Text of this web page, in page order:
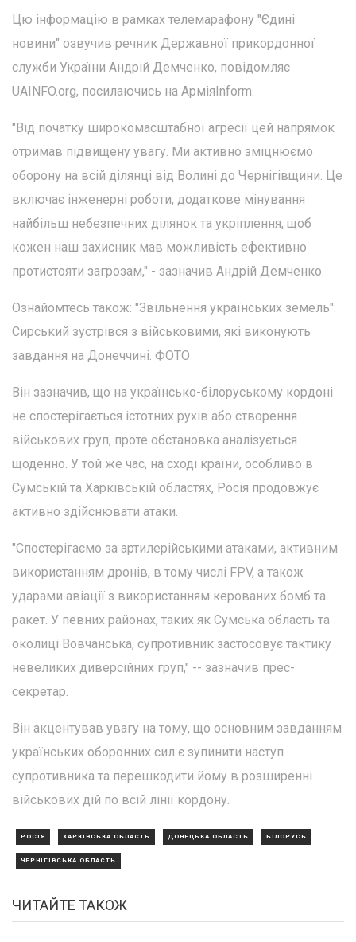
Цю інформацію в рамках телемарафону "Єдині
новини" озвучив речник Державної прикордонної
служби України Андрій Демченко, повідомляє
UAINFO.org, посилаючись на АрміяInform.
"Від початку широкомасштабної агресії цей напрямок
отримав підвищену увагу. Ми активно зміцнюємо
оборону на всій ділянці від Волині до Чернігівщини. Це
включає інженерні роботи, додаткове мінування
найбільш небезпечних ділянок та укріплення, щоб
кожен наш захисник мав можливість ефективно
протистояти загрозам," - зазначив Андрій Демченко.
Ознайомтесь також: "Звільнення українських земель":
Сирський зустрівся з військовими, які виконують
завдання на Донеччині. ФОТО
Він зазначив, що на українсько-білоруському кордоні
не спостерігається істотних рухів або створення
військових груп, проте обстановка аналізується
щоденно. У той же час, на сході країни, особливо в
Сумській та Харківській областях, Росія продовжує
активно здійснювати атаки.
"Спостерігаємо за артилерійськими атаками, активним
використанням дронів, в тому числі FPV, а також
ударами авіації з використанням керованих бомб та
ракет. У певних районах, таких як Сумська область та
околиці Вовчанська, супротивник застосовує тактику
невеликих диверсійних груп," -- зазначив прес-
секретар.
Він акцентував увагу на тому, що основним завданням
українських оборонних сил є зупинити наступ
супротивника та перешкодити йому в розширенні
військових дій по всій лінії кордону.
РОСІЯ ХАРКІВСЬКА ОБЛАСТЬ ДОНЕЦЬКА ОБЛАСТЬ БІЛОРУСЬ
ЧЕРНІГІВСЬКА ОБЛАСТЬ
ЧИТАЙТЕ ТАКОЖ